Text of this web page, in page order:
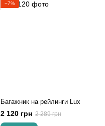
−7%
Багажник на рейлинги Lux
2 120 грн 2 289 грн